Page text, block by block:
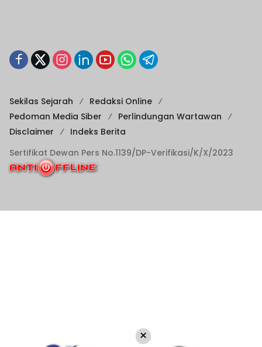
Sekilas Sejarah
Redaksi Online
Pedoman Media Siber
Perlindungan Wartawan
Disclaimer
Indeks Berita
Sertifikat Dewan Pers No.1139/DP-Verifikasi/K/X/2023
×